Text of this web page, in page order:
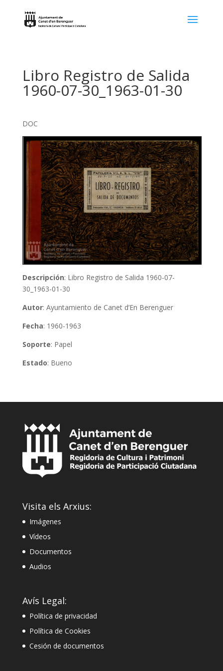
Libro Registro de Salida
1960-07-30_1963-01-30
DOC
Descripción: Libro Registro de Salida 1960-07-
30_1963-01-30
Autor: Ayuntamiento de Canet d’En Berenguer
Fecha: 1960-1963
Soporte: Papel
Estado: Bueno
Visita els Arxius:
Imágenes
Vídeos
Documentos
Audios
Avís Legal:
Política de privacidad
Política de Cookies
Cesión de documentos